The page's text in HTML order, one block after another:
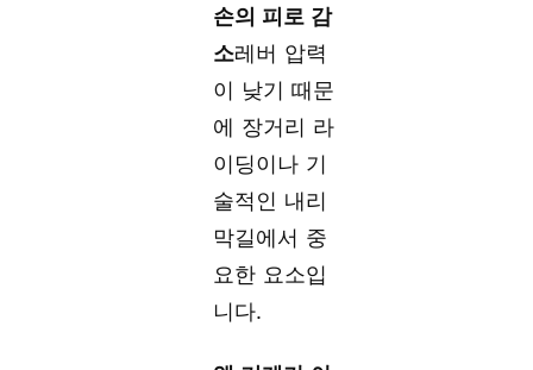
손의 피로 감
소레버 압력
이 낮기 때문
에 장거리 라
이딩이나 기
술적인 내리
막길에서 중
요한 요소입
니다.